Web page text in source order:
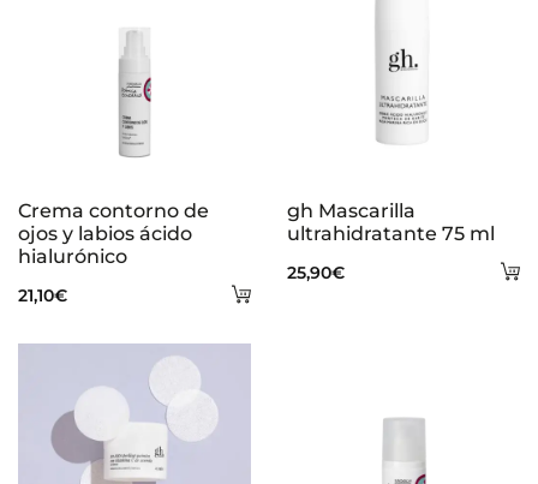
Añadir
Crema contorno de
ojos y labios ácido
hialurónico
21,10€
gh Mascarilla
ultrahidratante 75 ml
25,90€